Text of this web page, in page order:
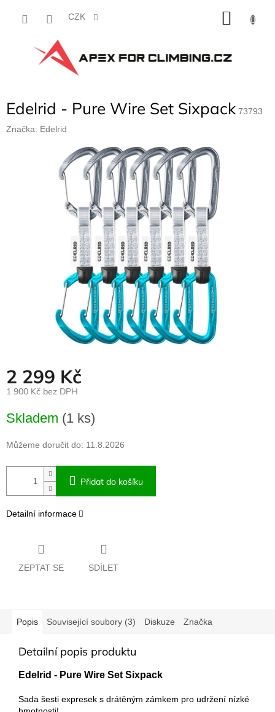
CZK
Edelrid - Pure Wire Set Sixpack 73793
Značka: Edelrid
2 299 Kč
1 900 Kč bez DPH
cena:
Skladem (1 ks)
Můžeme doručit do: 11.8.2026
Přidat do košíku
Detailní informace
ZEPTAT SE SDÍLET
Popis Související soubory (3) Diskuze Značka
Detailní popis produktu
Edelrid - Pure Wire Set Sixpack
Sada šesti expresek s drátěným zámkem pro udržení nízké